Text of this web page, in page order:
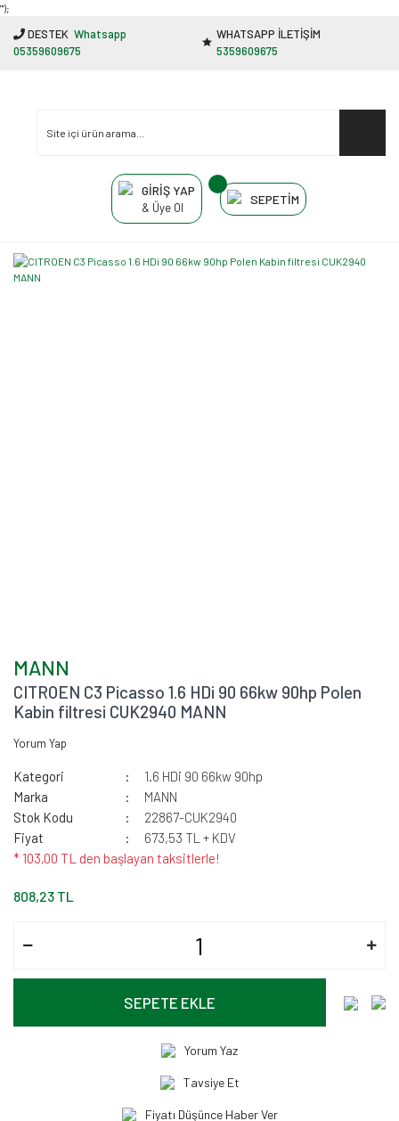
"');
DESTEK Whatsapp
05359609675
WHATSAPP İLETİŞİM
5359609675
GİRİŞ YAP
& Üye Ol
SEPETİM
MANN
CITROEN C3 Picasso 1.6 HDi 90 66kw 90hp Polen
Kabin filtresi CUK2940 MANN
Yorum Yap
Kategori
1.6 HDi 90 66kw 90hp
Marka
MANN
Stok Kodu
22867-CUK2940
Fiyat
673,53 TL + KDV
* 103,00 TL den başlayan taksitlerle!
808,23 TL
SEPETE EKLE
Yorum Yaz
Tavsiye Et
Fiyatı Düşünce Haber Ver